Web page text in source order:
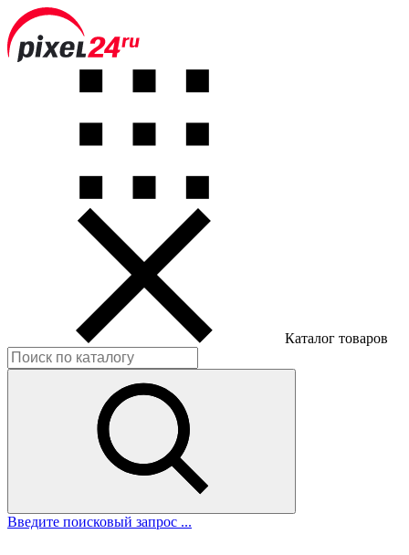
Каталог товаров
Введите поисковый запрос ...